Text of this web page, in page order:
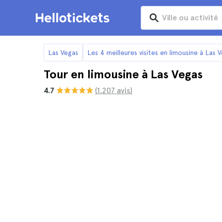
Las Vegas Les 4 meilleures visites en limousine à Las
Tour en limousine à Las Vegas
4.7 (1.207 avis)